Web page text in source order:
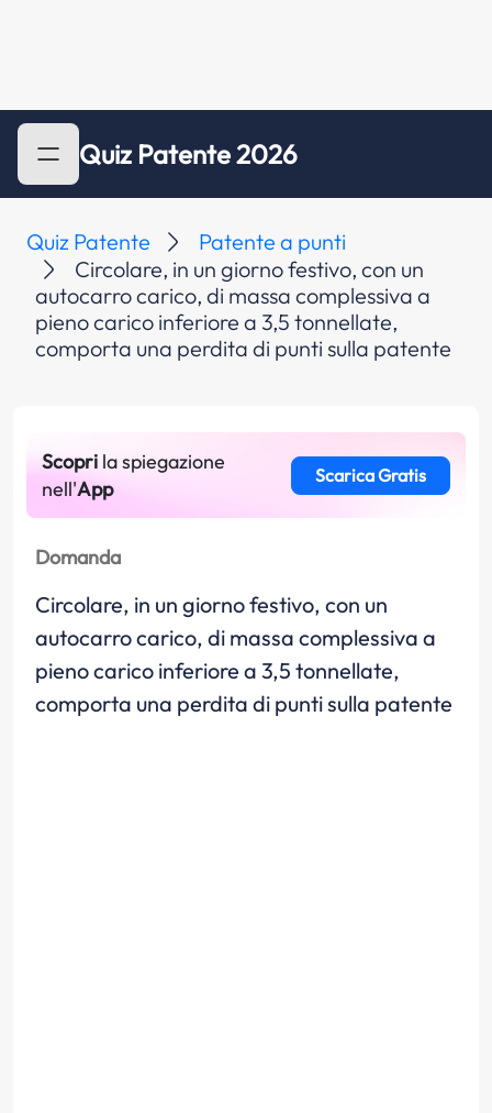
Quiz Patente 2026
Quiz Patente
Patente a punti
Circolare, in un giorno festivo, con un
autocarro carico, di massa complessiva a
pieno carico inferiore a 3,5 tonnellate,
comporta una perdita di punti sulla patente
Scopri la spiegazione
nell'App
Scarica Gratis
Domanda
Circolare, in un giorno festivo, con un
autocarro carico, di massa complessiva a
pieno carico inferiore a 3,5 tonnellate,
comporta una perdita di punti sulla patente